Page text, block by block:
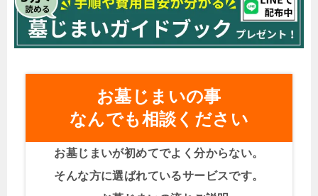
お墓じまいの事
なんでも相談ください
お墓じまいが初めてでよく分からない。
そんな方に選ばれているサービスです。